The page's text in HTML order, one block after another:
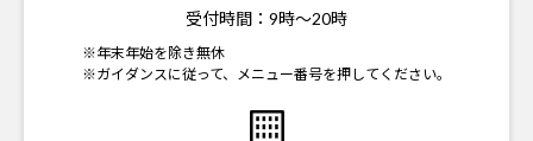
受付時間： 9時～20時
※年末年始を除き無休
※ガイダンスに従って、メニュー番号を押してください。